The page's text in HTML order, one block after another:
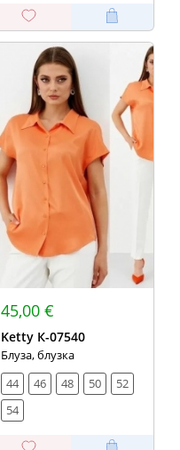
45,00 €
Ketty К-07540
Блуза, блузка
44
46 48 50
52
54